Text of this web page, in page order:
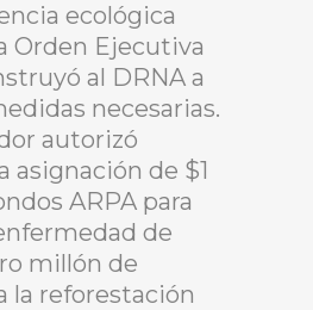
ecológica
Orden Ejecutiva
al DRNA a
necesarias.
autorizó
asignación de $1
ARPA para
de
millón de
la reforestación